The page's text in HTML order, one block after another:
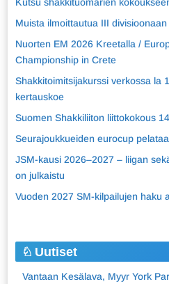
Muista ilmoittautua III
Nuorten EM 2026 Kreetalla /
Championship in Crete
Shakkitoimitsijakurssi verkossa la
kertauskoe
Suomen Shakkiliiton liittokokous
Seurajoukkueiden eurocup
JSM-kausi 2026–2027 – liigan
on julkaistu
Vuoden 2027 SM-kilpailujen haku
Uutiset
Vantaan Kesälava, Myyr York